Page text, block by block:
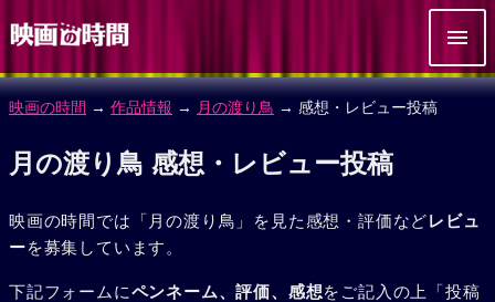
映画の時間 → 作品情報 → 月の渡り鳥 → 感想・レビュー投稿
月の渡り鳥 感想・レビュー投稿
映画の時間では「月の渡り鳥」を見た感想・評価などレビュ
ーを募集しています。
下記フォームにペンネーム、評価、感想をご記入の上「投稿